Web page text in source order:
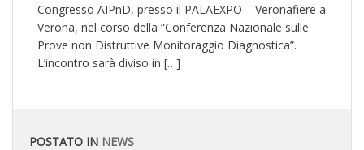
Congresso AIPnD, presso il PALAEXPO – Veronafiere a
Verona, nel corso della “Conferenza Nazionale sulle
Prove non Distruttive Monitoraggio Diagnostica”.
L’incontro sarà diviso in […]
POSTATO IN NEWS